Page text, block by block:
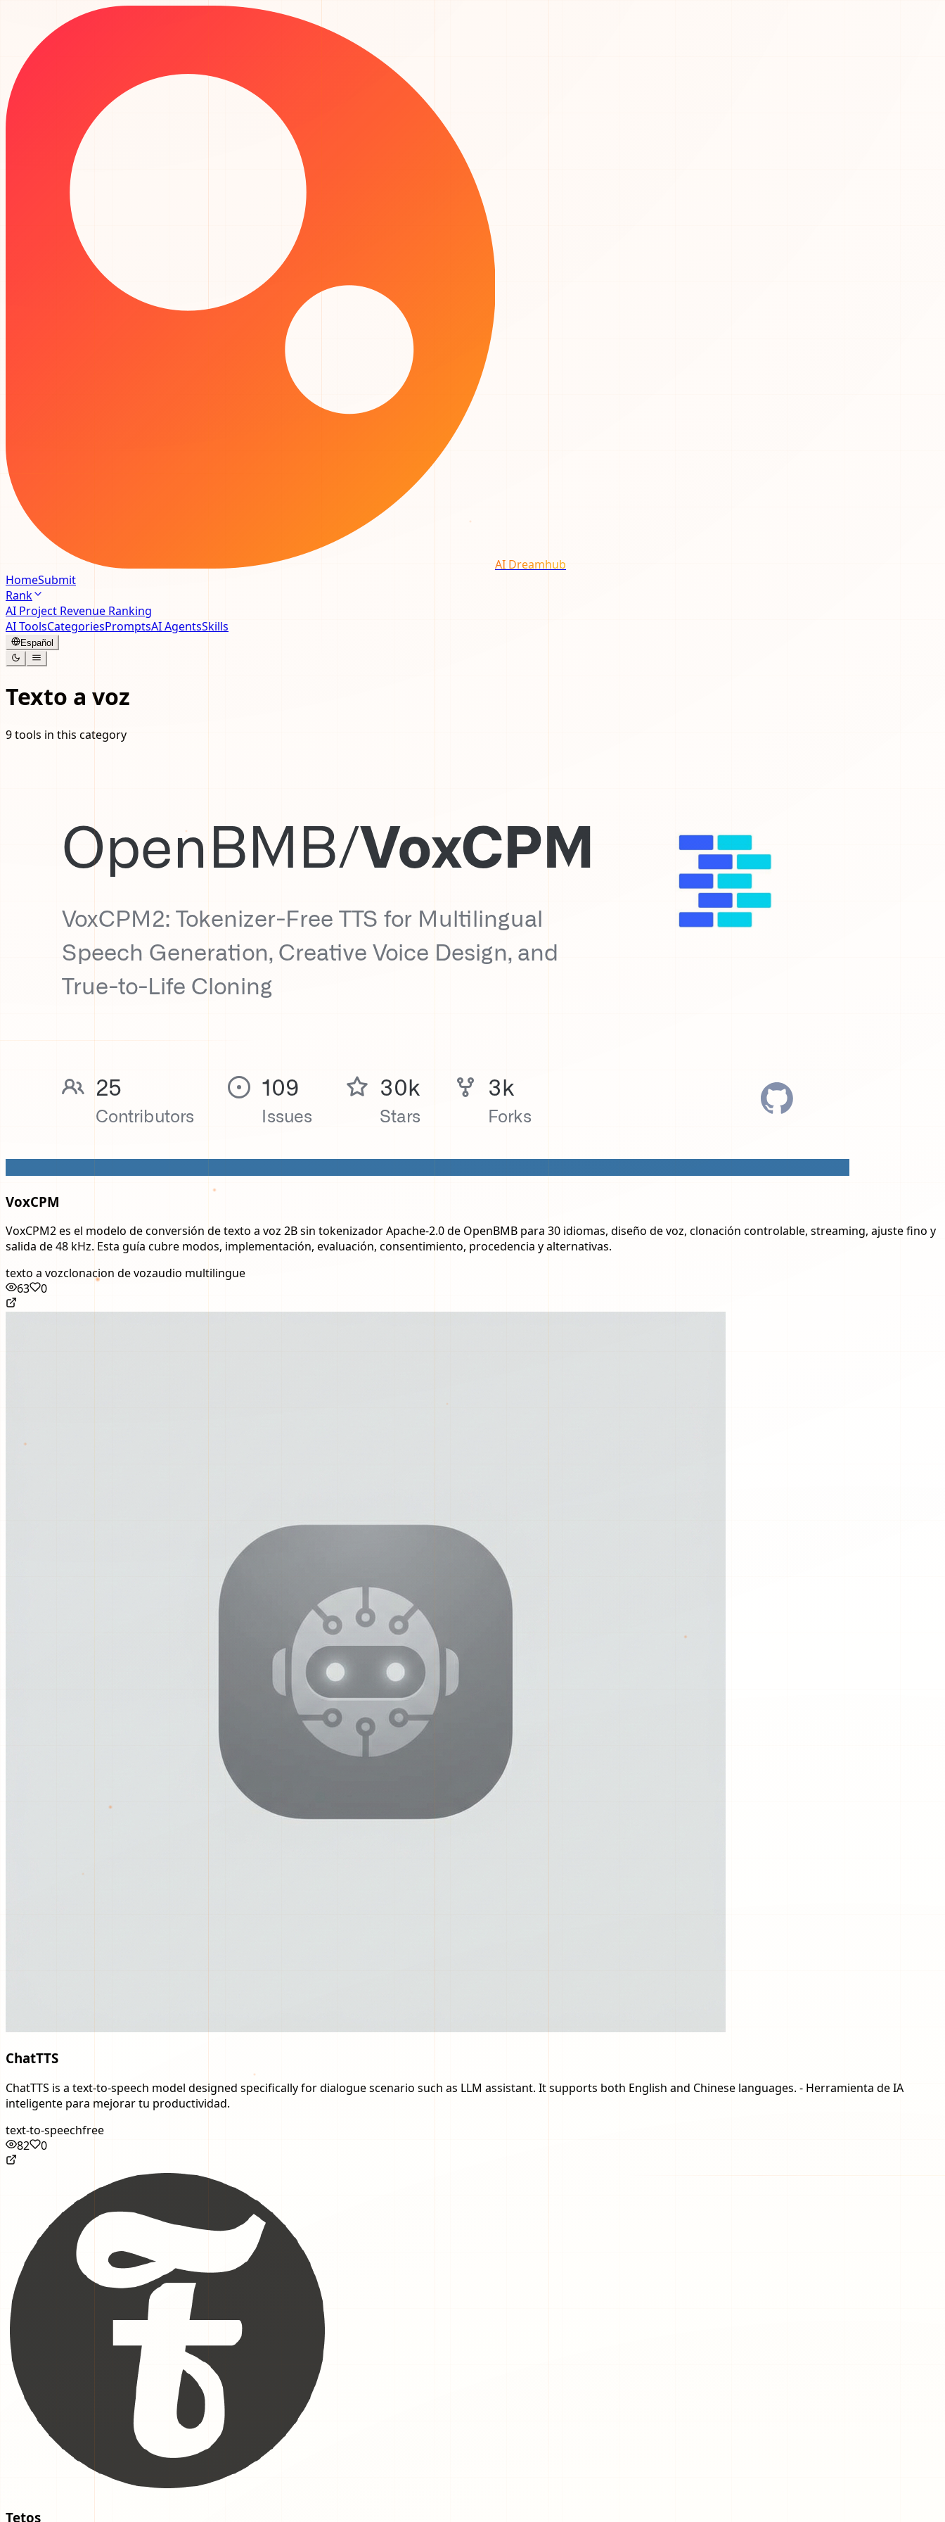
AI Dreamhub
HomeSubmit
Rank
AI Project Revenue Ranking
AI ToolsCategoriesPromptsAI AgentsSkills
Español
Texto a voz
9tools in this category
VoxCPM
VoxCPM2 es el modelo de conversión de texto a voz 2B sin tokenizador Apache-2.0 de OpenBMB para 30 idiomas, diseño de voz, clonación controlable, streaming, ajuste fino y
salida de 48 kHz. Esta guía cubre modos, implementación, evaluación, consentimiento, procedencia y alternativas.
texto a vozclonacion de vozaudio multilingue
63
0
ChatTTS
ChatTTS is a text-to-speech model designed specifically for dialogue scenario such as LLM assistant. It supports both English and Chinese languages. - Herramienta de IA
inteligente para mejorar tu productividad.
text-to-speechfree
82
0
Tetos